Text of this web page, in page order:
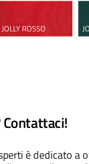
JOLLY ROSSO
Contattaci!
è dedicato a